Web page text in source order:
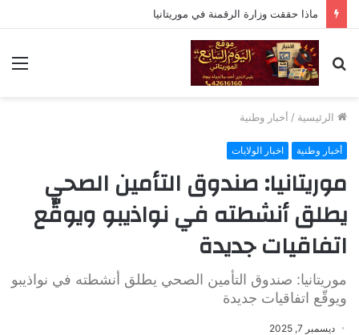
ماذا حققت وزارة الرقمنة في موريتانيا
بحث
عن
الرئيسية / أخبار وطنية
أخبار وطنية اخبار الولايات
موريتانيا: صندوق التأمين الصحي
يطلق أنشطته في نواذيبو ويوقّع
اتفاقيات جديدة
موريتانيا: صندوق التأمين الصحي يطلق أنشطته في نواذيبو
ويوقّع اتفاقيات جديدة
ديسمبر 7, 2025